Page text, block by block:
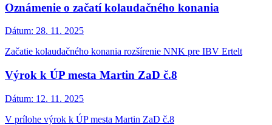
Oznámenie o začatí kolaudačného konania
Dátum: 28. 11. 2025
Začatie kolaudačného konania rozšírenie NNK pre IBV Ertelt
Výrok k ÚP mesta Martin ZaD č.8
Dátum: 12. 11. 2025
V prílohe výrok k ÚP mesta Martin ZaD č.8